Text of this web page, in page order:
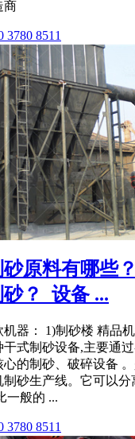
商
3780 8511
原料有哪些
？_设备 ...
器： 1)制砂楼 精品
干式制砂设备,主要通
心的制砂、破碎设备
砂生产线。它可以分
一般的 ...
3780 8511